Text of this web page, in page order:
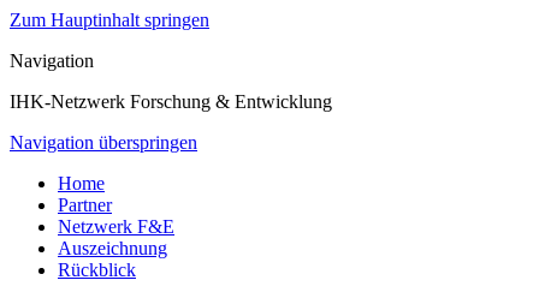
Zum Hauptinhalt springen
Navigation
IHK-Netzwerk Forschung & Entwicklung
Navigation überspringen
Home
Partner
Netzwerk F&E
Auszeichnung
Rückblick